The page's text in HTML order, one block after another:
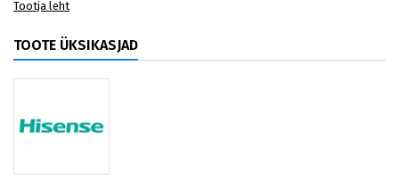
Tootja leht
TOOTE ÜKSIKASJAD